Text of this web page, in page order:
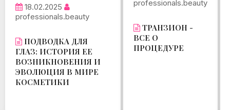
18.02.2025
professionals.beauty
ПОДВОДКА ДЛЯ
ГЛАЗ: ИСТОРИЯ ЕЕ
ВОЗНИКНОВЕНИЯ И
ЭВОЛЮЦИЯ В МИРЕ
КОСМЕТИКИ
professionals.beauty
ТРАНЗИОН -
ВСЕ О
ПРОЦЕДУРЕ